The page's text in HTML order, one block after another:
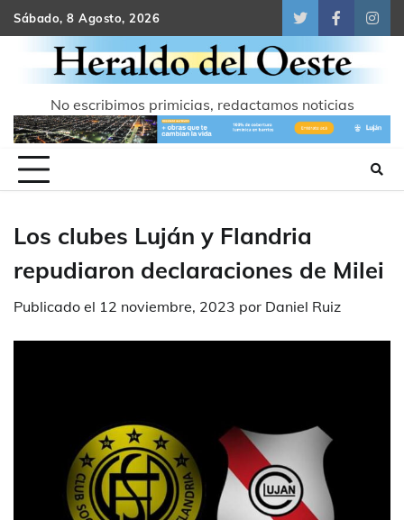
Skip
to
content
Sábado, 8 Agosto, 2026
TwitterFacebook
No escribimos primicias, redactamos noticias
Los clubes Luján y Flandria
repudiaron declaraciones de Milei
Publicado el 12 noviembre, 2023 por Daniel Ruiz